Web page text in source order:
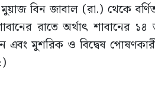
বিন জাবাল (রা.) থেকে
রাতে অর্থাৎ শাবানের ১৪
এবং মুশরিক ও বিদ্বেষ